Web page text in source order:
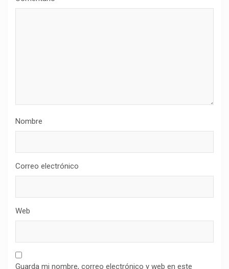
Nombre
Correo electrónico
Web
Guarda mi nombre, correo electrónico y web en este